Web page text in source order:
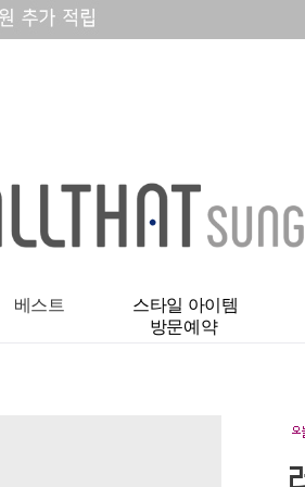
베스트 스타일 아이템
방문예약